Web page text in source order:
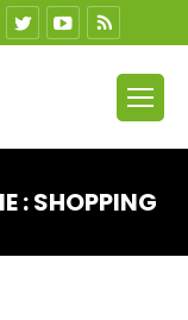
Instagram
TwitterYouTube
:SHOPPING